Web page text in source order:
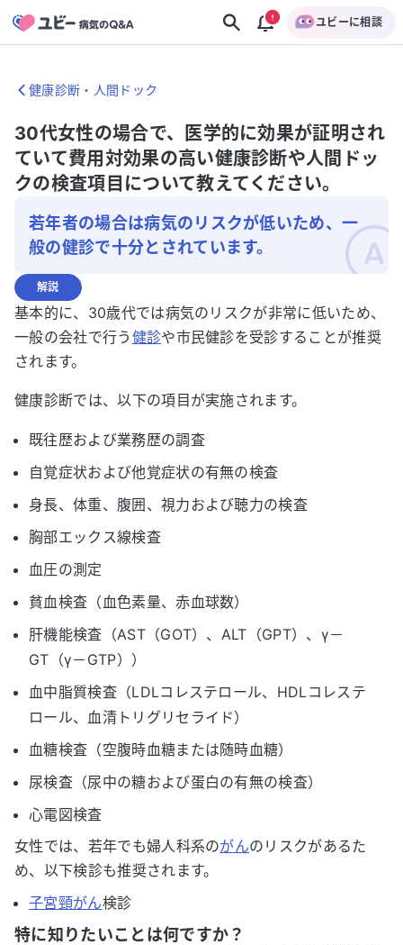
ユビーに相談
健康診断・人間ドック
30代女性の場合で、医学的に効果が証明され
ていて費用対効果の高い健康診断や人間ドッ
クの検査項目について教えてください。
若年者の場合は病気のリスクが低いため、一
般の健診で十分とされています。
解説
基本的に、30歳代では病気のリスクが非常に低いため、
一般の会社で行う 健診や市民健診を受診することが推奨
されます。
健康診断では、以下の項目が実施されます。
既往歴および業務歴の調査
自覚症状および他覚症状の有無の検査
身長、体重、腹囲、視力および聴力の検査
胸部エックス線検査
血圧の測定
貧血検査（血色素量、赤血球数）
肝機能検査（AST（GOT）、ALT（GPT）、γ－
GT（γ－GTP））
血中脂質検査（LDLコレステロール、HDLコレステ
ロール、血清トリグリセライド）
血糖検査（空腹時血糖または随時血糖）
尿検査（尿中の糖および蛋白の有無の検査）
心電図検査
女性では、若年でも婦人科系のがんのリスクがあるた
め、以下検診も推奨されます。
子宮頸がん検診
特に知りたいことは何ですか？